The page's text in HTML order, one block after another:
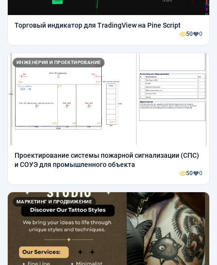
Торговый индикатор для TradingView на Pine Script
50 0
ИНЖЕНЕРИЯ И ПРОЕКТИРОВАНИЕ
Проектирование системы пожарной сигнализации (СПС)
и СОУЭ для промышленного объекта
50 0
МАРКЕТИНГ И ПРОДВИЖЕНИЕ